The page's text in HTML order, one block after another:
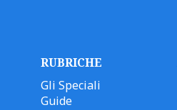
RUBRICHE
Gli Speciali
Guide